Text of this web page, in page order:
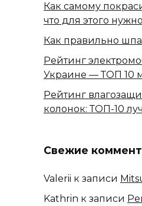
Как самому
что для этого нужно
Как правильно
Рейтинг
Украине — ТОП 10
Рейтинг
колонок: ТОП-10
Свежие
Valerii к записи
Kathrin к записи